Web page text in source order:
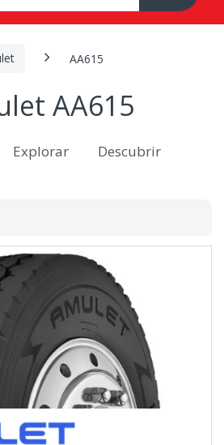
AA615
AA615
Explorar Descubrir